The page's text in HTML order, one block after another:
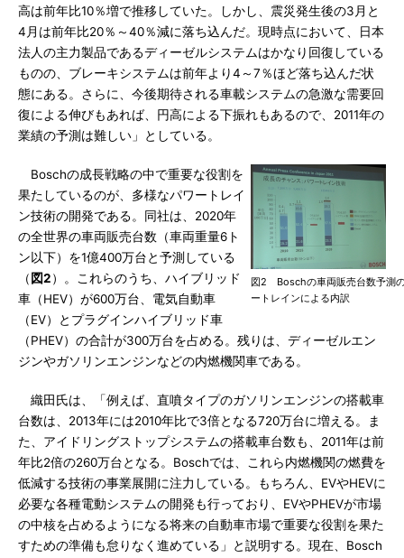
高は前年比10％増で推移していた。しかし、震災発生後の3月と
4月は前年比20％～40％減に落ち込んだ。現時点において、日本
法人の主力製品であるディーゼルシステムはかなり回復している
ものの、ブレーキシステムは前年より4～7％ほど落ち込んだ状
態にある。さらに、今後期待される車載システムの急激な需要回
復による伸びもあれば、円高による下振れもあるので、2011年の
業績の予測は難しい」としている。
図2 Boschの車両販売台数予測
ートレインによる内訳
Boschの成長戦略の中で重要な役割を
果たしているのが、多様なパワートレイ
ン技術の開発である。同社は、2020年
の全世界の車両販売台数（車両重量6ト
ン以下）を1億400万台と予測している
（ 図2）。これらのうち、ハイブリッド
車（HEV）が600万台、電気自動車
（EV）とプラグインハイブリッド車
（PHEV）の合計が300万台を占める。残りは、ディーゼルエン
ジンやガソリンエンジンなどの内燃機関車である。
織田氏は、「例えば、直噴タイプのガソリンエンジンの搭載車
台数は、2013年には2010年比で3倍となる720万台に増える。ま
た、アイドリングストップシステムの搭載車台数も、2011年は前
年比2倍の260万台となる。Boschでは、これら内燃機関の燃費を
低減する技術の事業展開に注力している。もちろん、EVやHEVに
必要な各種電動システムの開発も行っており、EVやPHEVが市場
の中核を占めるようになる将来の自動車市場で重要な役割を果た
すための準備も怠りなく進めている」と説明する。現在、Bosch